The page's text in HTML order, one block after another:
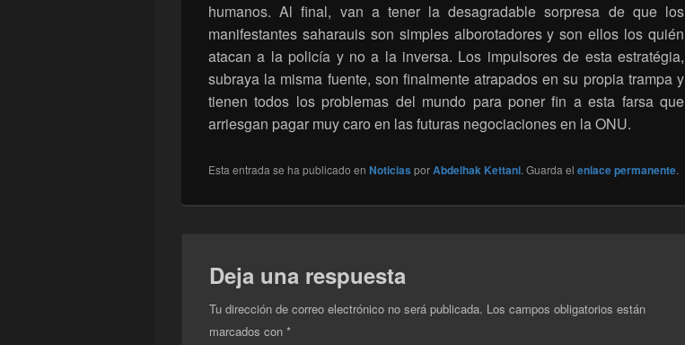
humanos. Al final, van a tener la desagradable sorpresa de que los
manifestantes saharauis son simples alborotadores y son ellos los quién
atacan a la policía y no a la inversa. Los impulsores de esta estratégia,
subraya la misma fuente, son finalmente atrapados en su propia trampa y
tienen todos los problemas del mundo para poner fin a esta farsa que
arriesgan pagar muy caro en las futuras negociaciones en la ONU.
Esta entrada se ha publicado en Noticias porAbdelhak Kettani. Guarda el enlace permanente.
Deja una respuesta
Tu dirección de correo electrónico no será publicada. Los campos obligatorios están
marcados con *